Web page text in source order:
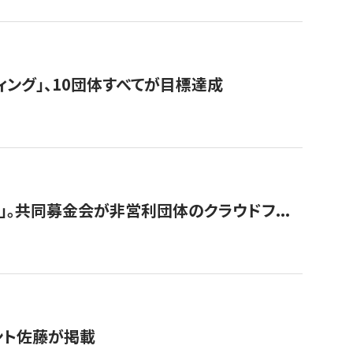
グ」、10団体すべてが目標達成
。共同募金会が非営利団体のクラウドフ...
佐藤が掲載